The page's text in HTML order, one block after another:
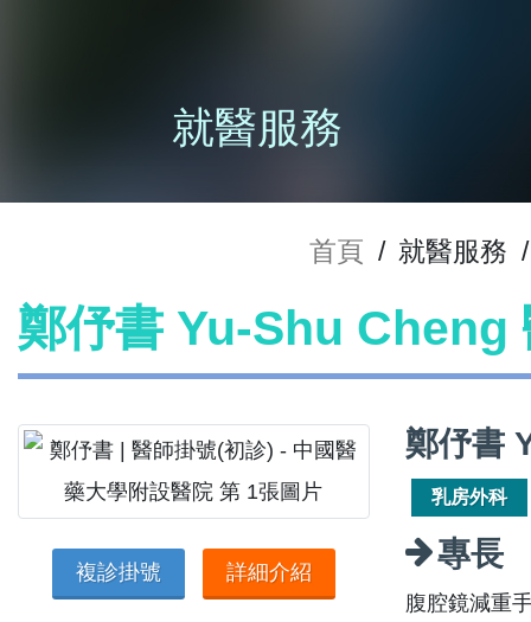
就醫服務
首頁 / 就醫服務 /
鄭伃書 Yu-Shu Cheng
複診掛號 詳細介紹
鄭伃書
乳房外科
專長
腹腔鏡減重